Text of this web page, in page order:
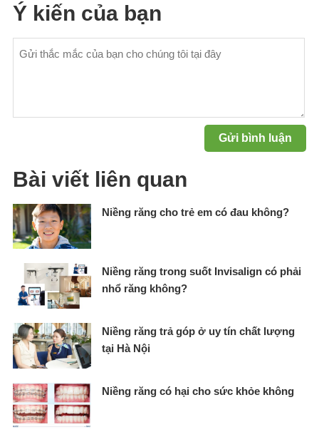
Ý kiến của bạn
Bài viết liên quan
Niềng răng cho trẻ em có đau không?
Niềng răng trong suốt Invisalign có phải
nhổ răng không?
Niềng răng trả góp ở uy tín chất lượng
tại Hà Nội
Niềng răng có hại cho sức khỏe không